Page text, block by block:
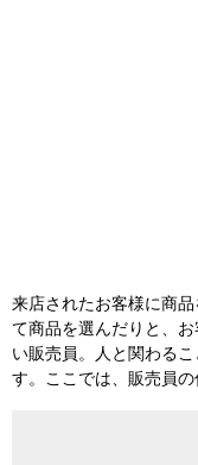
来店されたお客様に商
て商品を選んだりと、
い販売員。人と関わる
す。ここでは、販売員